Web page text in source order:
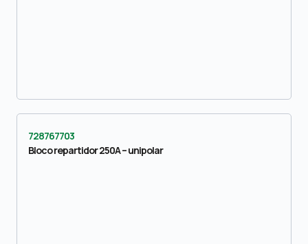
728767703
Bloco repartidor 250A – unipolar